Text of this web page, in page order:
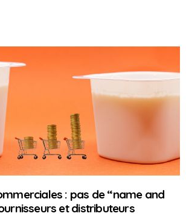
: pas de “name and
et distributeurs